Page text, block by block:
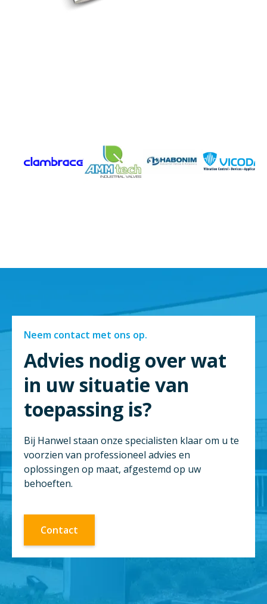
Neem contact met ons op.
Advies nodig over wat
in uw situatie van
toepassing is?
Bij Hanwel staan onze specialisten klaar om u te
voorzien van professioneel advies en
oplossingen op maat, afgestemd op uw
behoeften.
Contact